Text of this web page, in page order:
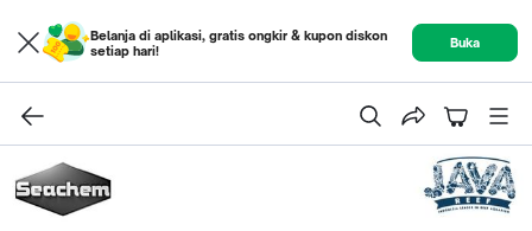
Belanja di aplikasi, gratis ongkir & kupon diskon
setiap hari!
Buka